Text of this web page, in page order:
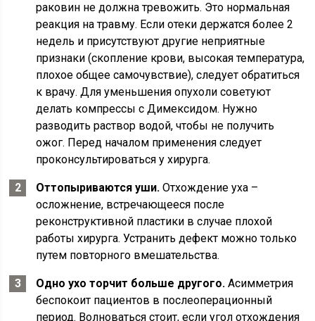
раковин не должна тревожить. Это нормальная
реакция на травму. Если отеки держатся более 2
недель и присутствуют другие неприятные
признаки (скопление крови, высокая температура,
плохое общее самочувствие), следует обратиться
к врачу. Для уменьшения опухоли советуют
делать компрессы с Димексидом. Нужно
разводить раствор водой, чтобы не получить
ожог. Перед началом применения следует
проконсультироваться у хирурга.
Оттопыриваются уши. Отхождение уха –
осложнение, встречающееся после
реконструктивной пластики в случае плохой
работы хирурга. Устранить дефект можно только
путем повторного вмешательства.
Одно ухо торчит больше другого. Асимметрия
беспокоит пациентов в послеоперационный
период. Волноваться стоит, если угол отхождения